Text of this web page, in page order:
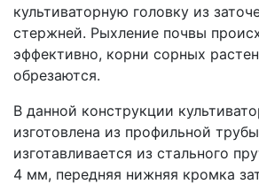
культиваторную головку из
стержней. Рыхление почвы
эффективно, корни сорных
обрезаются.
В данной конструкции
изготовлена ​​из профильной
изготавливается из стального
4 мм, передняя нижняя кромка